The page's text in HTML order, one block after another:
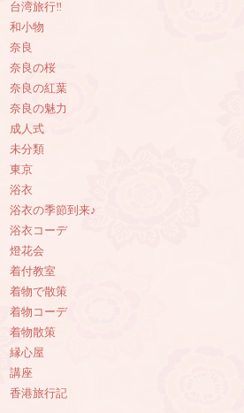
台湾旅行‼︎
和小物
奈良
奈良の桜
奈良の紅葉
奈良の魅力
成人式
未分類
東京
浴衣
浴衣の季節到来♪
浴衣コーデ
燈花会
着付教室
着物で散策
着物コーデ
着物散策
縁心屋
講座
香港旅行記